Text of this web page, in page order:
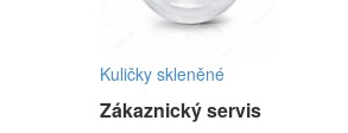
Kuličky skleněné
Zákaznický servis